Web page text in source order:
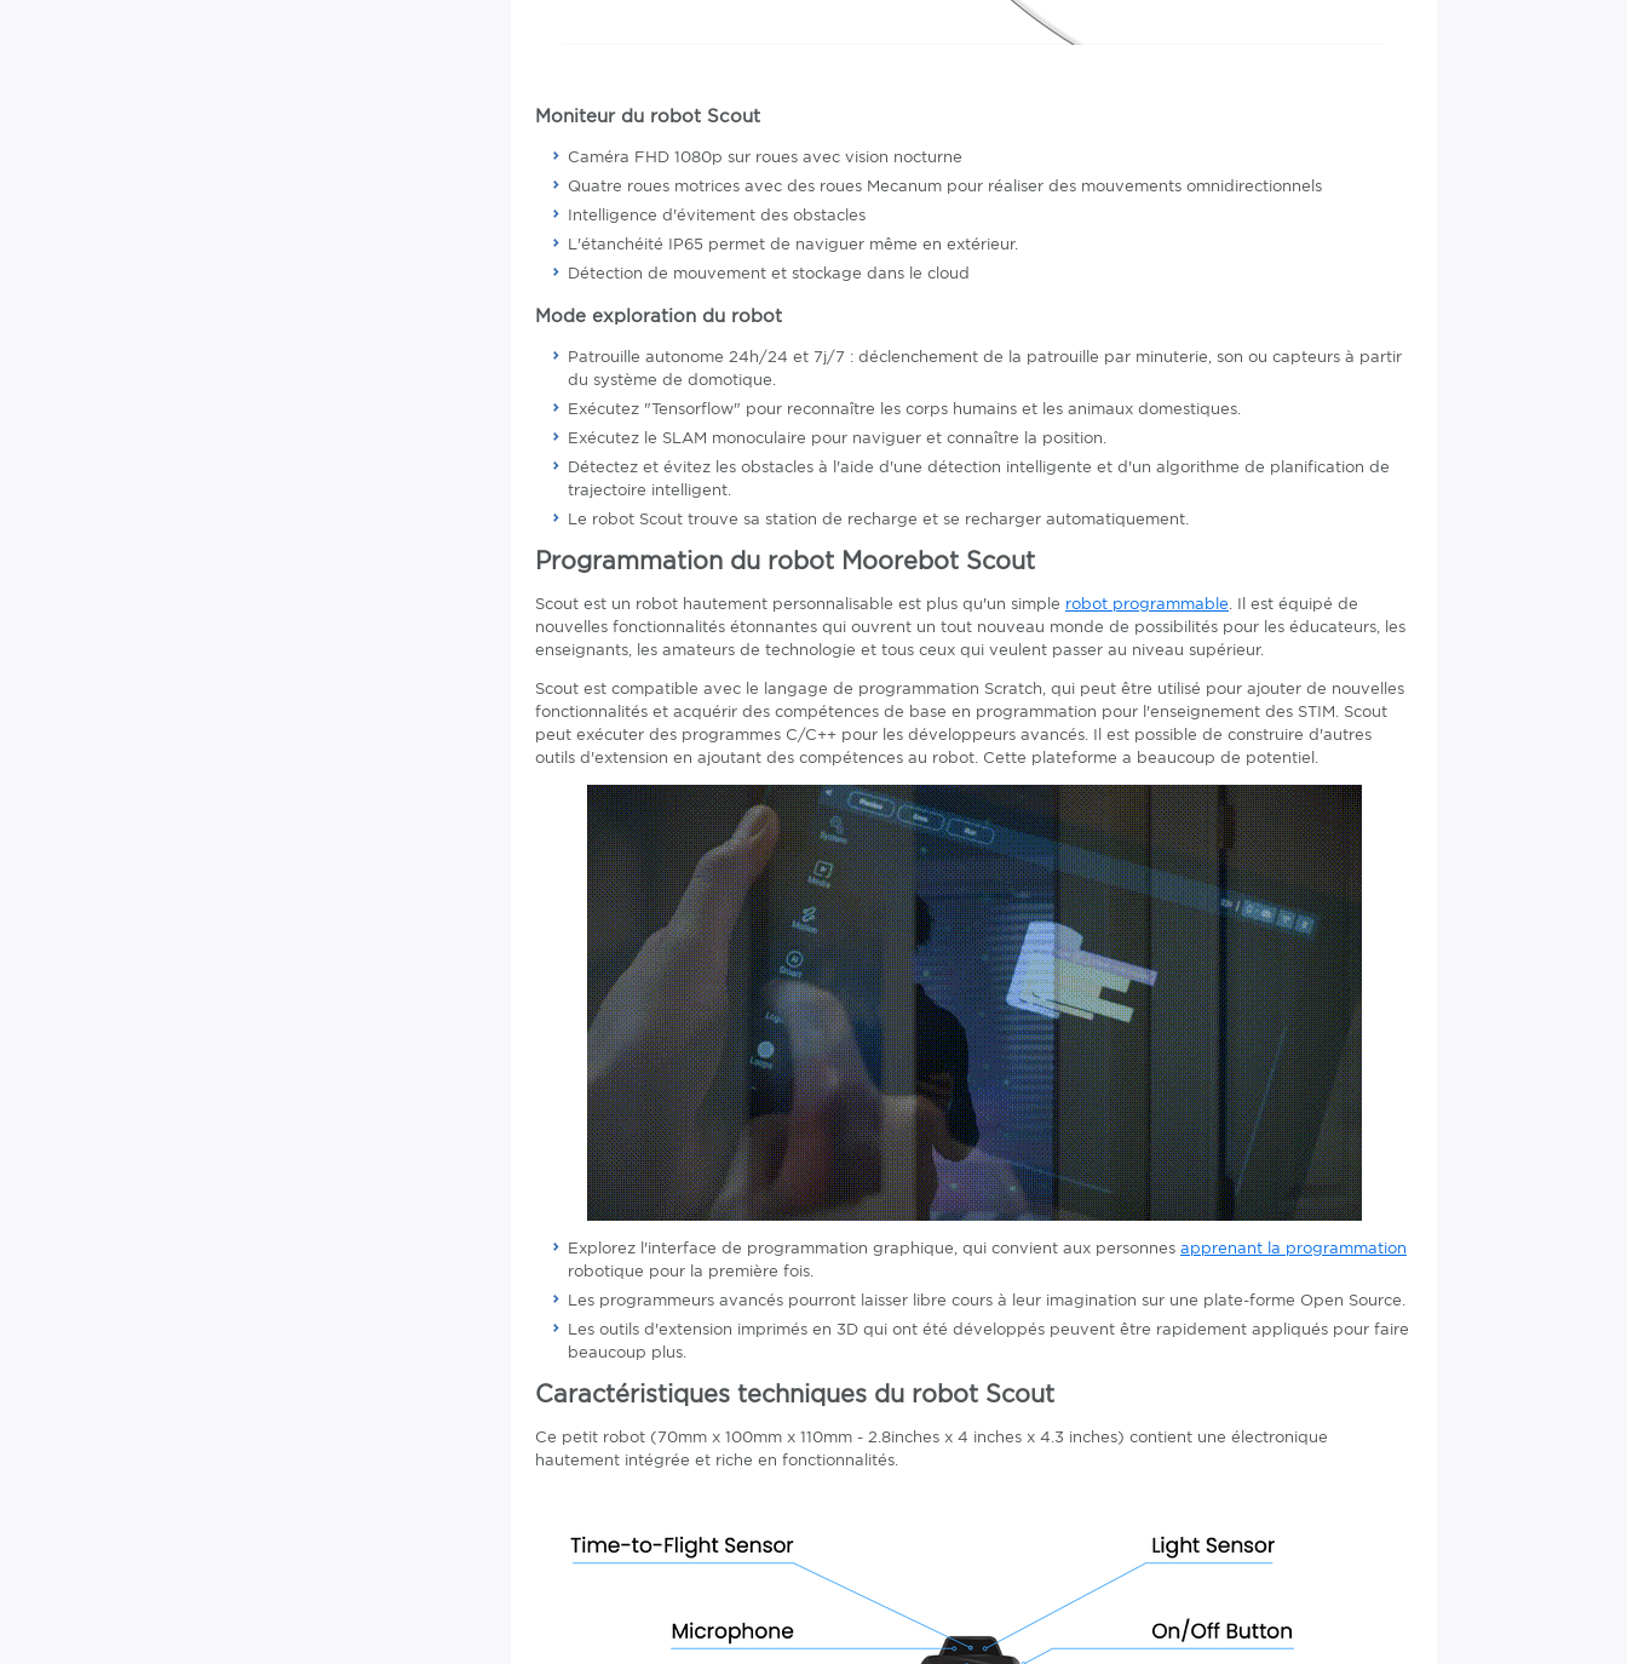
Moniteur du robot Scout
Caméra FHD 1080p sur roues avec vision nocturne
Quatre roues motrices avec des roues Mecanum pour réaliser des mouvements omnidirectionnels
Intelligence d'évitement des obstacles
L'étanchéité IP65 permet de naviguer même en extérieur.
Détection de mouvement et stockage dans le cloud
Mode exploration du robot
Patrouille autonome 24h/24 et 7j/7 : déclenchement de la patrouille par minuterie, son ou capteurs à partir
du système de domotique.
Exécutez "Tensorflow" pour reconnaître les corps humains et les animaux domestiques.
Exécutez le SLAM monoculaire pour naviguer et connaître la position.
Détectez et évitez les obstacles à l'aide d'une détection intelligente et d'un algorithme de planification de
trajectoire intelligent.
Le robot Scout trouve sa station de recharge et se recharger automatiquement.
Programmation du robot Moorebot Scout
Scout est un robot hautement personnalisable est plus qu'un simple robot programmable. Il est équipé de
nouvelles fonctionnalités étonnantes qui ouvrent un tout nouveau monde de possibilités pour les éducateurs, les
enseignants, les amateurs de technologie et tous ceux qui veulent passer au niveau supérieur.
Scout est compatible avec le langage de programmation Scratch, qui peut être utilisé pour ajouter de nouvelles
fonctionnalités et acquérir des compétences de base en programmation pour l'enseignement des STIM. Scout
peut exécuter des programmes C/C++ pour les développeurs avancés. Il est possible de construire d'autres
outils d'extension en ajoutant des compétences au robot. Cette plateforme a beaucoup de potentiel.
Explorez l'interface de programmation graphique, qui convient aux personnes apprenant la programmation
robotique pour la première fois.
Les programmeurs avancés pourront laisser libre cours à leur imagination sur une plate-forme Open Source.
Les outils d'extension imprimés en 3D qui ont été développés peuvent être rapidement appliqués pour faire
beaucoup plus.
Caractéristiques techniques du robot Scout
Ce petit robot (70mm x 100mm x 110mm - 2.8inches x 4 inches x 4.3 inches) contient une électronique
hautement intégrée et riche en fonctionnalités.